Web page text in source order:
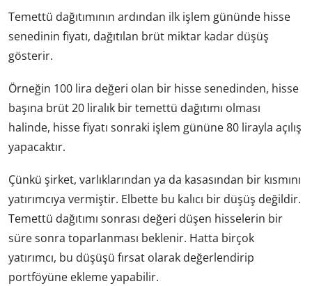
Temettü dağıtımının ardından ilk işlem gününde hisse
senedinin fiyatı, dağıtılan brüt miktar kadar düşüş
gösterir.
Örneğin 100 lira değeri olan bir hisse senedinden, hisse
başına brüt 20 liralık bir temettü dağıtımı olması
halinde, hisse fiyatı sonraki işlem gününe 80 lirayla açılış
yapacaktır.
Çünkü şirket, varlıklarından ya da kasasından bir kısmını
yatırımcıya vermiştir. Elbette bu kalıcı bir düşüş değildir.
Temettü dağıtımı sonrası değeri düşen hisselerin bir
süre sonra toparlanması beklenir. Hatta birçok
yatırımcı, bu düşüşü fırsat olarak değerlendirip
portföyüne ekleme yapabilir.